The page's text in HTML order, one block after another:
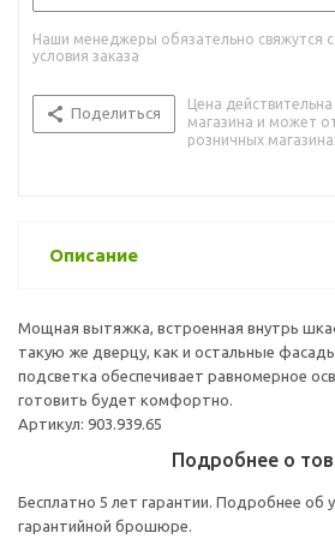
Наши менеджеры обязательно свяжутся
условия заказа
Поделиться
Цена
магазина и может
розничных
Описание
Мощная вытяжка, встроенная внутрь
такую же дверцу, как и остальные
подсветка обеспечивает равномерное
готовить будет комфортно.
Артикул: 903.939.65
Подробнее о
Бесплатно 5 лет гарантии. Подробнее об
гарантийной брошюре.